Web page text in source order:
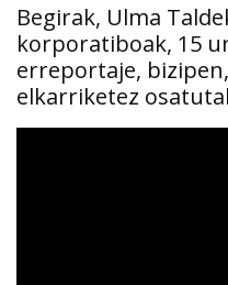
Begirak, Ulma
korporatiboak, 15
erreportaje,
elkarriketez